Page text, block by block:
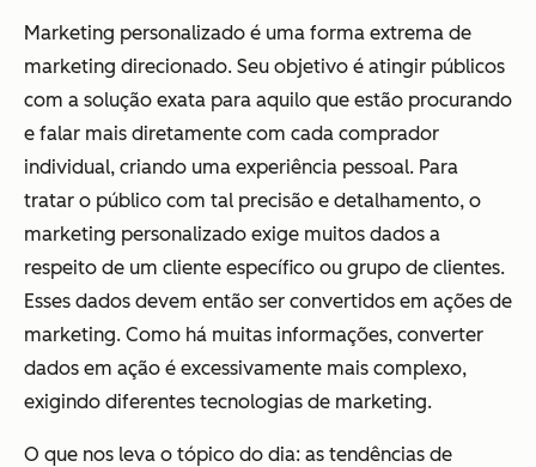
Marketing personalizado é uma forma extrema de
marketing direcionado. Seu objetivo é atingir públicos
com a solução exata para aquilo que estão procurando
e falar mais diretamente com cada comprador
individual, criando uma experiência pessoal. Para
tratar o público com tal precisão e detalhamento, o
marketing personalizado exige muitos dados a
respeito de um cliente específico ou grupo de clientes.
Esses dados devem então ser convertidos em ações de
marketing. Como há muitas informações, converter
dados em ação é excessivamente mais complexo,
exigindo diferentes tecnologias de marketing.
O que nos leva o tópico do dia: as tendências de